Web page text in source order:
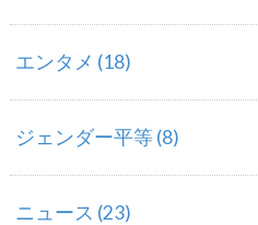
エンタメ (18)
ジェンダー平等(8)
ニュース (23)